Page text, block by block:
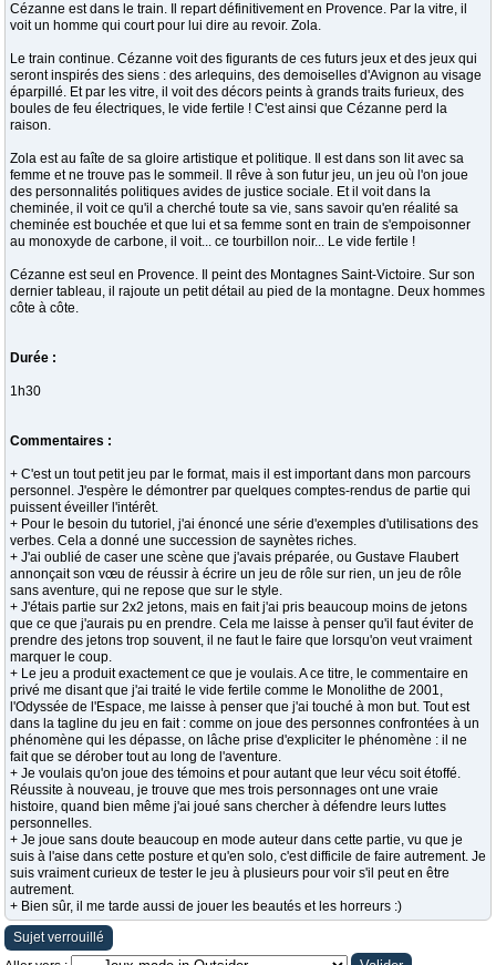
Cézanne est dans le train. Il repart définitivement en Provence. Par la vitre, il
voit un homme qui court pour lui dire au revoir. Zola.
Le train continue. Cézanne voit des figurants de ces futurs jeux et des jeux qui
seront inspirés des siens : des arlequins, des demoiselles d'Avignon au visage
éparpillé. Et par les vitre, il voit des décors peints à grands traits furieux, des
boules de feu électriques, le vide fertile ! C'est ainsi que Cézanne perd la
raison.
Zola est au faîte de sa gloire artistique et politique. Il est dans son lit avec sa
femme et ne trouve pas le sommeil. Il rêve à son futur jeu, un jeu où l'on joue
des personnalités politiques avides de justice sociale. Et il voit dans la
cheminée, il voit ce qu'il a cherché toute sa vie, sans savoir qu'en réalité sa
cheminée est bouchée et que lui et sa femme sont en train de s'empoisonner
au monoxyde de carbone, il voit... ce tourbillon noir... Le vide fertile !
Cézanne est seul en Provence. Il peint des Montagnes Saint-Victoire. Sur son
dernier tableau, il rajoute un petit détail au pied de la montagne. Deux hommes
côte à côte.
Durée :
1h30
Commentaires :
+ C'est un tout petit jeu par le format, mais il est important dans mon parcours
personnel. J'espère le démontrer par quelques comptes-rendus de partie qui
puissent éveiller l'intérêt.
+ Pour le besoin du tutoriel, j'ai énoncé une série d'exemples d'utilisations des
verbes. Cela a donné une succession de saynètes riches.
+ J'ai oublié de caser une scène que j'avais préparée, ou Gustave Flaubert
annonçait son vœu de réussir à écrire un jeu de rôle sur rien, un jeu de rôle
sans aventure, qui ne repose que sur le style.
+ J'étais partie sur 2x2 jetons, mais en fait j'ai pris beaucoup moins de jetons
que ce que j'aurais pu en prendre. Cela me laisse à penser qu'il faut éviter de
prendre des jetons trop souvent, il ne faut le faire que lorsqu'on veut vraiment
marquer le coup.
+ Le jeu a produit exactement ce que je voulais. A ce titre, le commentaire en
privé me disant que j'ai traité le vide fertile comme le Monolithe de 2001,
l'Odyssée de l'Espace, me laisse à penser que j'ai touché à mon but. Tout est
dans la tagline du jeu en fait : comme on joue des personnes confrontées à un
phénomène qui les dépasse, on lâche prise d'expliciter le phénomène : il ne
fait que se dérober tout au long de l'aventure.
+ Je voulais qu'on joue des témoins et pour autant que leur vécu soit étoffé.
Réussite à nouveau, je trouve que mes trois personnages ont une vraie
histoire, quand bien même j'ai joué sans chercher à défendre leurs luttes
personnelles.
+ Je joue sans doute beaucoup en mode auteur dans cette partie, vu que je
suis à l'aise dans cette posture et qu'en solo, c'est difficile de faire autrement. Je
suis vraiment curieux de tester le jeu à plusieurs pour voir s'il peut en être
autrement.
+ Bien sûr, il me tarde aussi de jouer les beautés et les horreurs :)
Sujet verrouillé